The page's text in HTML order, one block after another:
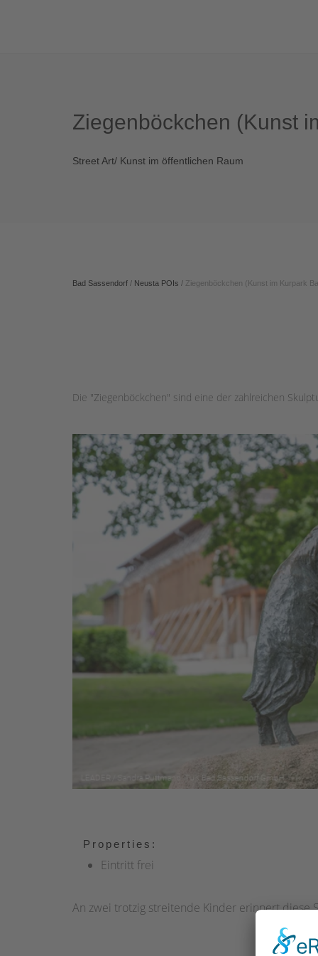
Ziegenböckchen (Kunst
Street Art/ Kunst im öffentlichen Raum
Bad Sassendorf / Neusta POIs / Ziegenböckchen (Kunst im Kurpark
Die "Ziegenböckchen" sind eine der zahlreichen
Properties:
Eintritt frei
An zwei trotzig streitende Kinder erinnert diese